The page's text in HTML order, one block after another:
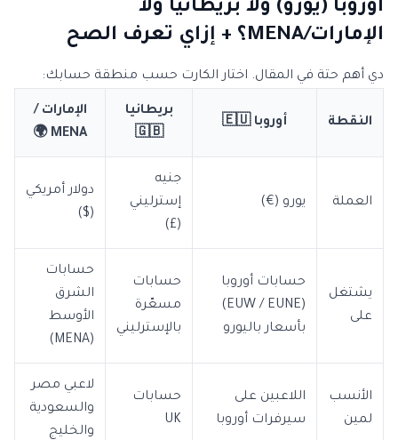
أوروبا (يورو) ولا بريطانيا ولا
الإمارات/MENA؟ + إزاي تعرف الصح
دي أهم حتة في المقال. اختار الكارت حسب منطقة حسابك:
النقطة أوروبا 🇪🇺
بريطانيا
🇬🇧
الإمارات /
MENA 🌍
العملة يورو (€)
جنيه
إسترليني
(£)
دولار أمريكي
($)
يشتغل
على
حسابات أوروبا
(EUW / EUNE)
بأسعار باليورو
حسابات
مسعّرة
بالإسترليني
حسابات
الشرق
الأوسط
(MENA)
الأنسب
لمين
اللاعبين على
سيرفرات أوروبا
حسابات
UK
لاعبي مصر
والسعودية
والخليج